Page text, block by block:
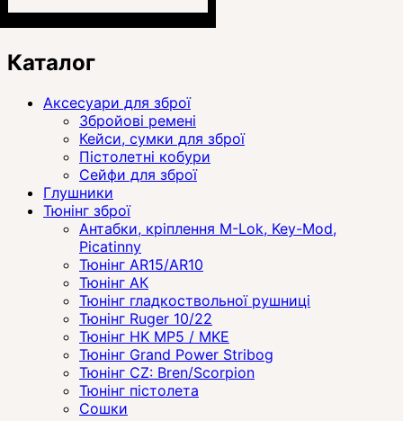
Каталог
Аксесуари для зброї
Збройові ремені
Кейси, сумки для зброї
Пістолетні кобури
Сейфи для зброї
Глушники
Тюнінг зброї
Антабки, кріплення M-Lok, Key-Mod,
Picatinny
Тюнінг AR15/AR10
Тюнінг АК
Тюнінг гладкоствольної рушниці
Тюнінг Ruger 10/22
Тюнінг HK MP5 / MKE
Тюнінг Grand Power Stribog
Тюнінг CZ: Bren/Scorpion
Тюнінг пістолета
Сошки